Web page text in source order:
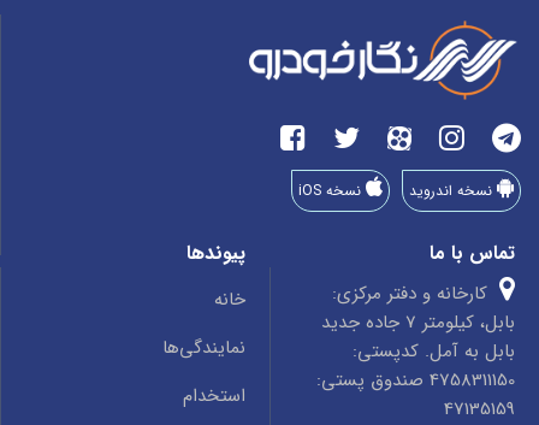
نسخه اندروید نسخه iOS
تماس با ما
کارخانه و دفتر مرکزی:
بابل، کیلومتر 7 جاده جدید
بابل به آمل. کدپستی:
4758311150 صندوق پستی:
47135159
پیوندها
خانه
نمایندگی‌ها
استخدام